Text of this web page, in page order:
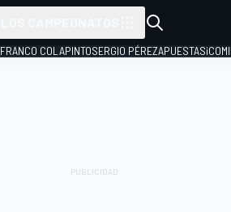
FRANCO COLAPINTOSERGIO PÉREZAPUESTAS